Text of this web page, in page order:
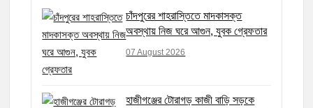
চাঁদপুরের শাহরাস্তিতে মাদকাসক্ত
অবস্থায় নিজ ঘরে আগুন, যুবক গ্রেফতার
07 August 2026
হাজীগঞ্জের টোরাগড় কাজী বাড়ি সড়কে